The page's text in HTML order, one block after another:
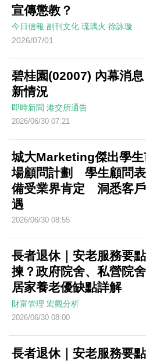
宣傳懲教？
今日信報 副刊文化 琉璃火 徐詠璇
2026/07/01
碧桂園(02007) 內幕消
新情況
即時新聞 港交所通告
2026/06/30 07:21
城大Marketing傑出學生
場顧問計劃 學生顧問
備受業界肯定 洞悉客
遇
2026/06/30 08:55
長者退休｜安老服務要點
揀？政府院舍、私營院舍
居家養老優缺點詳解
財富管理 宏觀分析
2026/06/30 08:00
長者退休｜安老服務要點